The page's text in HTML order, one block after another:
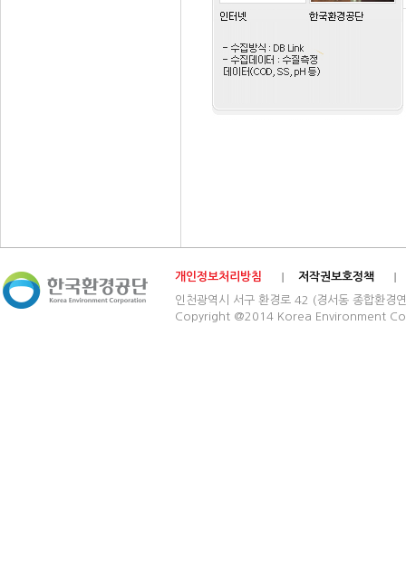
개인정보처리방침
저작권보호정책
인천광역시 서구 환경로 42 (경서동 종합
Copyright @2014 Korea Environment